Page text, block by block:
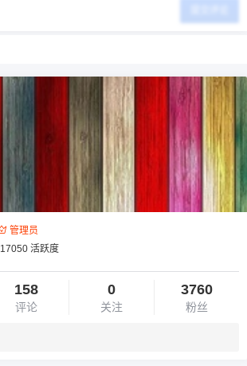
管理员
17050 活跃度
158
评论
0
关注
3760
粉丝